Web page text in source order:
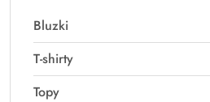
Bluzki
T-shirty
Topy